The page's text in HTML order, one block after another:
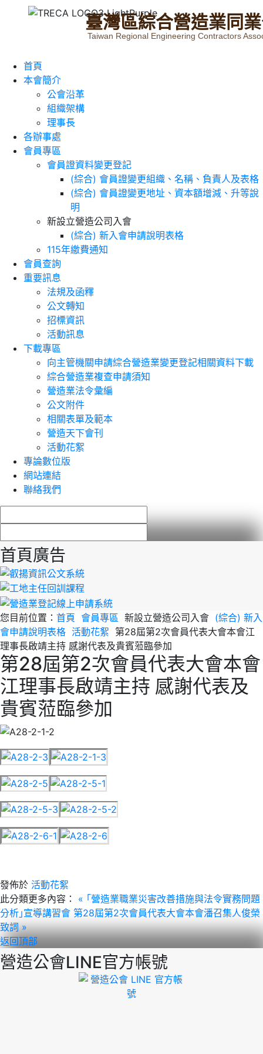
臺灣區綜合營造業同業
Taiwan Regional Engineering Contractors
首頁
本會簡介
公會沿革
組織架構
理事長
各辦事處
會員專區
會員證資料變更登記
(綜合) 會員證變更組織、名稱、負責人及表格
(綜合) 會員證變更地址、資本額增減、升等說
明
新設立營造公司入會
(綜合) 新入會申請說明表格
115年繳費通知
會員查詢
重要訊息
法規及函釋
公文轉知
招標資訊
活動訊息
下載專區
向主管機關申請綜合營造業變更登記相關資料下載
綜合營造業複查申請須知
營造業法令彙編
公文附件
相關表單及範本
營造天下會刊
活動花絮
專論數位版
網站連結
聯絡我們
首頁廣告
您目前位置： 首頁 會員專區 新設立營造公司入會 (綜合) 新入
會申請說明表格 活動花絮 第28屆第2次會員代表大會本會江
理事長啟靖主持 感謝代表及貴賓蒞臨參加
第28屆第2次會員代表大會本會
江理事長啟靖主持 感謝代表及
貴賓蒞臨參加
發佈於 活動花絮
此分類更多內容：
« ｢營造業職業災害改善措施與法令實務問題
分析｣宣導講習會 第28屆第2次會員代表大會本會潘召集人俊榮
致詞 »
返回頂部
營造公會LINE官方帳號